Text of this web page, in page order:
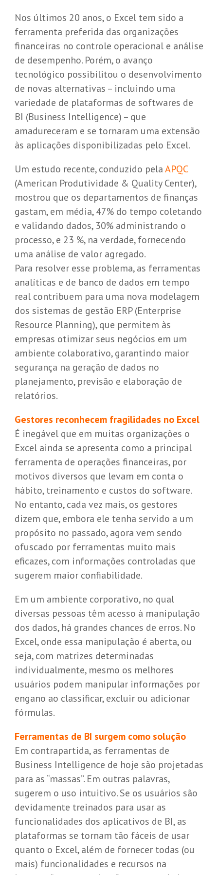
Nos últimos 20 anos, o Excel tem sido a
ferramenta preferida das organizações
financeiras no controle operacional e análise
de desempenho. Porém, o avanço
tecnológico possibilitou o desenvolvimento
de novas alternativas – incluindo uma
variedade de plataformas de softwares de
BI (Business Intelligence) – que
amadureceram e se tornaram uma extensão
às aplicações disponibilizadas pelo Excel.
Um estudo recente, conduzido pelaAPQC
(American Produtividade & Quality Center),
mostrou que os departamentos de finanças
gastam, em média, 47% do tempo coletando
e validando dados, 30% administrando o
processo, e 23 %, na verdade, fornecendo
uma análise de valor agregado.
Para resolver esse problema, as ferramentas
analíticas e de banco de dados em tempo
real contribuem para uma nova modelagem
dos sistemas de gestão ERP (Enterprise
Resource Planning), que permitem às
empresas otimizar seus negócios em um
ambiente colaborativo, garantindo maior
segurança na geração de dados no
planejamento, previsão e elaboração de
relatórios.
Gestores reconhecem fragilidades no Excel
É inegável que em muitas organizações o
Excel ainda se apresenta como a principal
ferramenta de operações financeiras, por
motivos diversos que levam em conta o
hábito, treinamento e custos do software.
No entanto, cada vez mais, os gestores
dizem que, embora ele tenha servido a um
propósito no passado, agora vem sendo
ofuscado por ferramentas muito mais
eficazes, com informações controladas que
sugerem maior confiabilidade.
Em um ambiente corporativo, no qual
diversas pessoas têm acesso à manipulação
dos dados, há grandes chances de erros. No
Excel, onde essa manipulação é aberta, ou
seja, com matrizes determinadas
individualmente, mesmo os melhores
usuários podem manipular informações por
engano ao classificar, excluir ou adicionar
fórmulas.
Ferramentas de BI surgem como solução
Em contrapartida, as ferramentas de
Business Intelligence de hoje são projetadas
para as “massas”. Em outras palavras,
sugerem o uso intuitivo. Se os usuários são
devidamente treinados para usar as
funcionalidades dos aplicativos de BI, as
plataformas se tornam tão fáceis de usar
quanto o Excel, além de fornecer todas (ou
mais) funcionalidades e recursos na